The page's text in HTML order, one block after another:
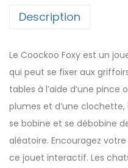
Description
Le Coockoo Foxy est un
qui peut se fixer aux
tables à l’aide d’une pince
plumes et d’une
se bobine et se débobine
aléatoire. Encouragez
ce jouet interactif. Les